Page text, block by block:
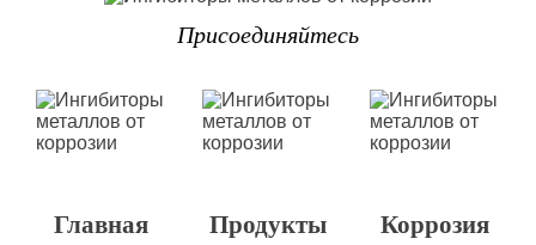
Присоединяйтесь
Главная Продукты Коррозия